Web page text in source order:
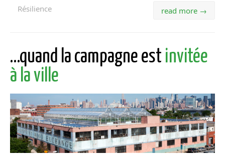
read more →
Résilience
…quand la campagne est invitée
à la ville